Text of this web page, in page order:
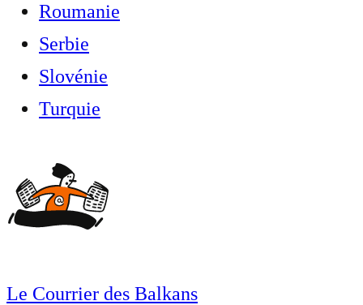
Roumanie
Serbie
Slovénie
Turquie
Le Courrier des Balkans